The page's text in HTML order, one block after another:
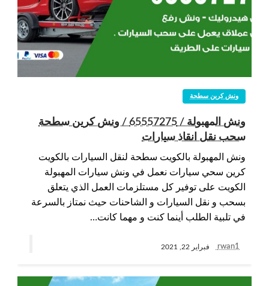
ونش كرين سطحة
ونش المهبولة / 65557275 / ونش كرين سطحة
سحب نقل انقاذ سيارات
ونش المهبولة بالكويت سطحة لنقل السيارات بالكويت
كرين سحي سيارات نعمل في ونش سيارات المهبولة
الكويت على توفير كل مستلزمات العمل الذي يتعلق
بسحب و نقل السيارات و الشاحنات حيث نمتاز بالسرعة
في تلبية الطلب أينما كنت و مهما كانت…
rwan1 فبراير 22, 2021